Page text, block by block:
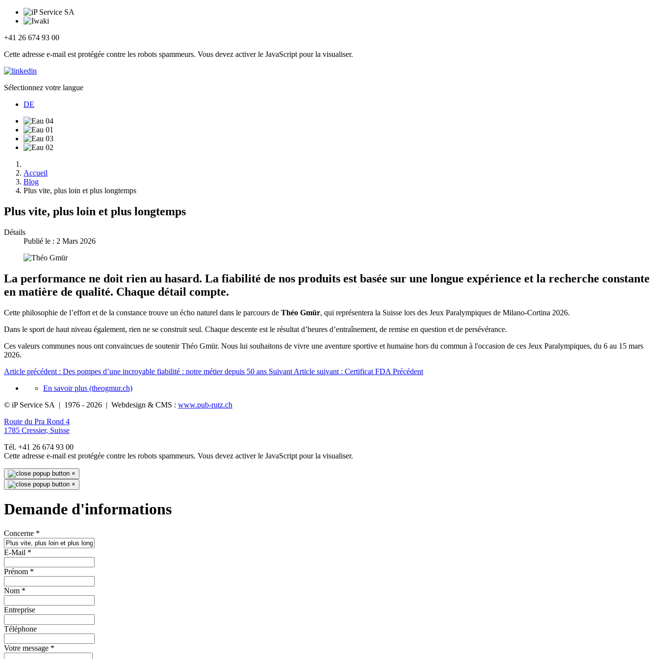
+41 26 674 93 00
Cette adresse e-mail est protégée contre les robots spammeurs. Vous devez activer le JavaScript pour la visualiser.
Sélectionnez votre langue
DE
Accueil
Blog
Plus vite, plus loin et plus longtemps
Plus vite, plus loin et plus longtemps
Détails
Publié le : 2 Mars 2026
La performance ne doit rien au hasard. La fiabilité de nos produits est basée sur une longue expérience et la recherche constante
en matière de qualité. Chaque détail compte.
Cette philosophie de l’effort et de la constance trouve un écho naturel dans le parcours de Théo Gmür, qui représentera la Suisse lors des Jeux Paralympiques de Milano-Cortina 2026.
Dans le sport de haut niveau également, rien ne se construit seul. Chaque descente est le résultat d’heures d’entraînement, de remise en question et de persévérance.
Ces valeurs communes nous ont convaincues de soutenir Théo Gmür. Nous lui souhaitons de vivre une aventure sportive et humaine hors du commun à l'occasion de ces Jeux Paralympiques, du 6 au 15 mars
2026.
Article précédent : Des pompes d’une incroyable fiabilité : notre métier depuis 50 ans Suivant Article suivant : Certificat FDA Précédent
En savoir plus (theogmur.ch)
© iP Service SA | 1976 - 2026 | Webdesign & CMS : www.pub-rutz.ch
Route du Pra Rond 4
1785 Cressier, Suisse
Tél. +41 26 674 93 00
Cette adresse e-mail est protégée contre les robots spammeurs. Vous devez activer le JavaScript pour la visualiser.
×
×
Demande d'informations
Concerne *
E-Mail *
Prénom *
Nom *
Entreprise
Téléphone
Votre message *